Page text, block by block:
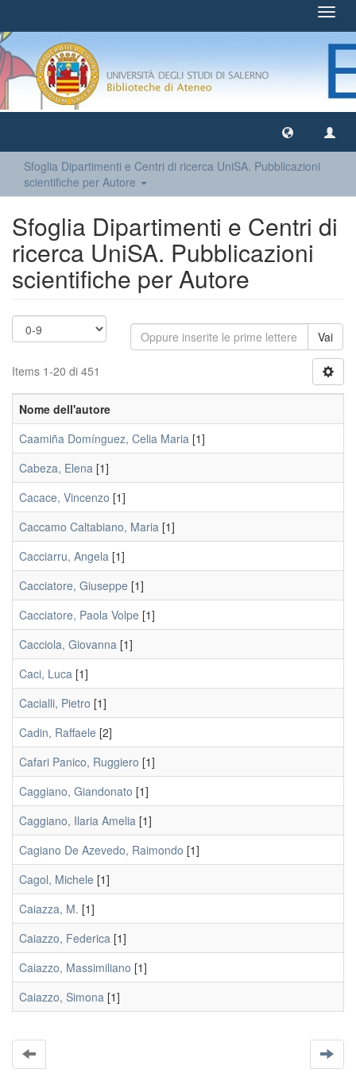
Sfoglia Dipartimenti e Centri di ricerca UniSA. Pubblicazioni
scientifiche per Autore
Sfoglia Dipartimenti e Centri di
ricerca UniSA. Pubblicazioni
scientifiche per Autore
Vai
Items 1-20 di 451
Nome dell'autore
Caamiña Domínguez, Celia Maria [1]
Cabeza, Elena [1]
Cacace, Vincenzo [1]
Caccamo Caltabiano, Maria [1]
Cacciarru, Angela [1]
Cacciatore, Giuseppe [1]
Cacciatore, Paola Volpe [1]
Cacciola, Giovanna [1]
Caci, Luca [1]
Cacialli, Pietro [1]
Cadin, Raffaele [2]
Cafari Panico, Ruggiero [1]
Caggiano, Giandonato [1]
Caggiano, Ilaria Amelia [1]
Cagiano De Azevedo, Raimondo [1]
Cagol, Michele [1]
Caiazza, M. [1]
Caiazzo, Federica [1]
Caiazzo, Massimiliano [1]
Caiazzo, Simona [1]